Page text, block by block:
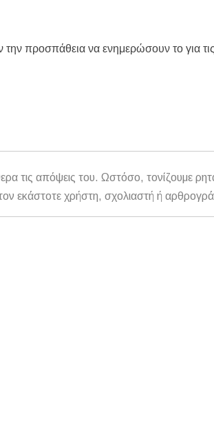
την προσπάθεια να ενημερώσουν το για τις
τις απόψεις του. Ωστόσο, τονίζουμε
εκάστοτε χρήστη, σχολιαστή ή